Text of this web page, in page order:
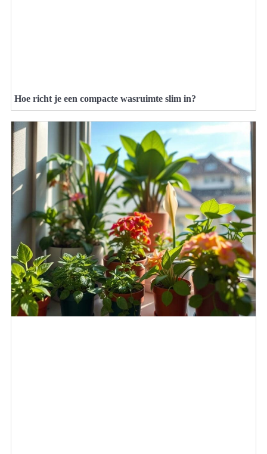
Hoe richt je een compacte wasruimte slim in?